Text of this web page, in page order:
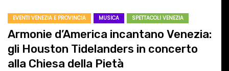
EVENTI VENEZIA E PROVINCIA MUSICA SPETTACOLI VENEZIA
Armonie d’America incantano Venezia:
gli Houston Tidelanders in concerto
alla Chiesa della Pietà
Nessun
Daniele Puntel
con Stefano VIEZZI
Mag 17, 2026 Redazione
Commento